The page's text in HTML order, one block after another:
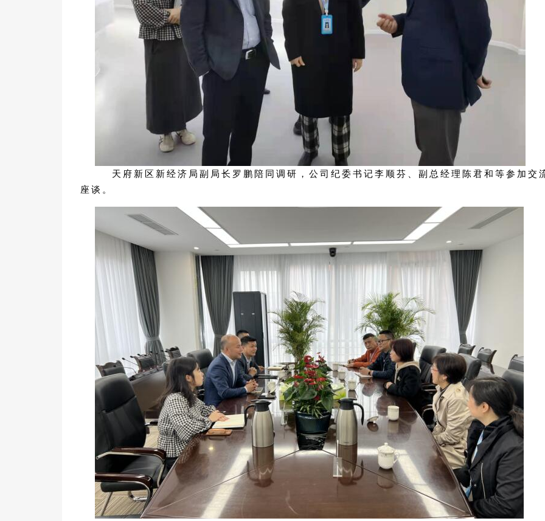
天府新区新经济局副局长罗鹏陪同调研，公司纪委书记李顺芬、副总经理陈君和等参加交
座谈。